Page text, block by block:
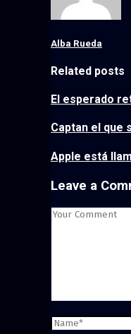
Alba Rueda
Related posts
El esperado
Captan el que
Apple está
Leave a